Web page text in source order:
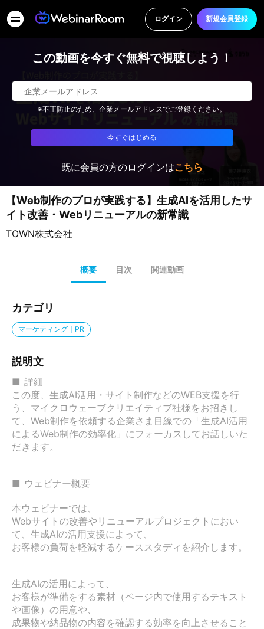
ログイン 新規会員登録
この動画を今すぐ無料で視聴しよう！
※不正防止のため、企業メールアドレスでご登録ください。
今すぐはじめる
既に会員の方のログインはこちら
【Web制作のプロが実践する】生成AIを活用したサ
イト改善・Webリニューアルの新常識
TOWN株式会社
概要 目次 関連動画
カテゴリ
マーケティング｜PR
説明文
■ 詳細
この度、生成AI活用・サイト制作などのWEB支援を行
う、マイクロウェーブクリエイティブ社様をお招きし
て、Web制作を依頼する企業さま目線での「生成AI活用
によるWeb制作の効率化」にフォーカスしてお話しいた
だきます。
■ ウェビナー概要
本ウェビナーでは、
Webサイトの改善やリニューアルプロジェクトにおい
て、生成AIの活用支援によって、
お客様の負荷を軽減するケーススタディを紹介します。
生成AIの活用によって、
お客様が準備をする素材（ページ内で使用するテキスト
や画像）の用意や、
成果物や納品物の内容を確認する効率を向上させること